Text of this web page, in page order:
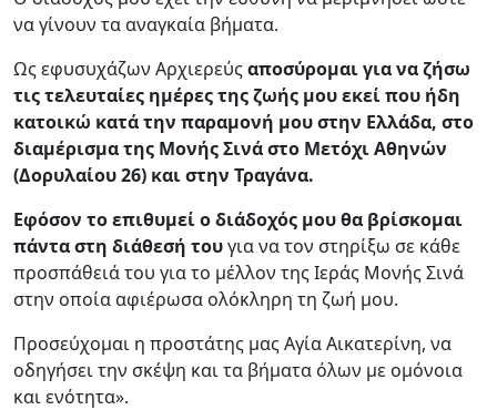
να γίνουν τα αναγκαία βήματα.
Ως εφυσυχάζων Αρχιερεύςαποσύρομαι για να ζήσω
τις τελευταίες ημέρες της ζωής μου εκεί που ήδη
κατοικώ κατά την παραμονή μου στην Ελλάδα, στο
διαμέρισμα της Μονής Σινά στο Μετόχι Αθηνών
(Δορυλαίου 26) και στην Τραγάνα.
Εφόσον το επιθυμεί ο διάδοχός μου θα βρίσκομαι
πάντα στη διάθεσή τουγια να τον στηρίξω σε κάθε
προσπάθειά του για το μέλλον της Ιεράς Μονής Σινά
στην οποία αφιέρωσα ολόκληρη τη ζωή μου.
Προσεύχομαι η προστάτης μας Αγία Αικατερίνη, να
οδηγήσει την σκέψη και τα βήματα όλων με ομόνοια
και ενότητα».